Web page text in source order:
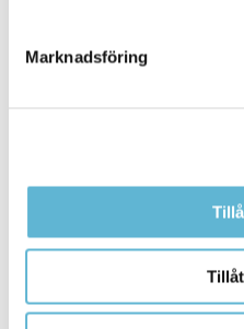
Marknadsföring
Box 18, 295 21 Bromölla
Fax: 0456-82 22 00